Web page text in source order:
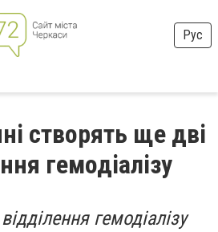
Рус
створять ще дві
гемодіалізу
гемодіалізу